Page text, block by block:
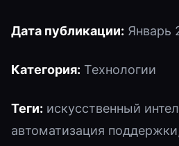
Дата публикации: Январь
Категория: Технологии
Теги: искусственный
автоматизация